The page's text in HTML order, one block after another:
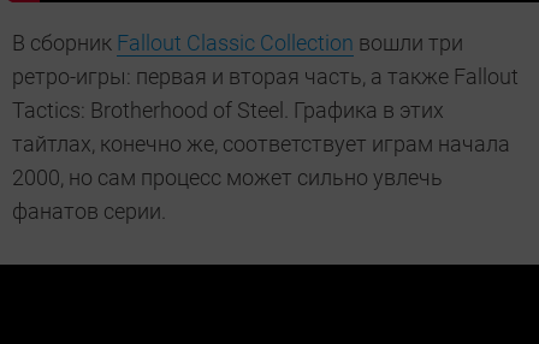
В сборник Fallout Classic Collection вошли три
ретро-игры: первая и вторая часть, а также Fallout
Tactics: Brotherhood of Steel. Графика в этих
тайтлах, конечно же, соответствует играм начала
2000, но сам процесс может сильно увлечь
фанатов серии.